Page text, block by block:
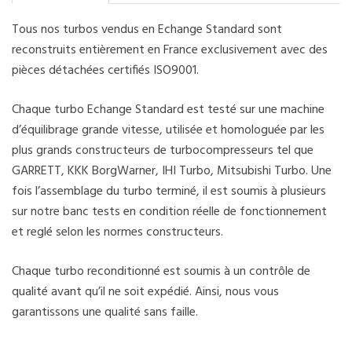
Tous nos turbos vendus en Echange Standard sont
reconstruits entièrement en France exclusivement avec des
pièces détachées certifiés ISO9001.
Chaque turbo Echange Standard est testé sur une machine
d’équilibrage grande vitesse, utilisée et homologuée par les
plus grands constructeurs de turbocompresseurs tel que
GARRETT, KKK BorgWarner, IHI Turbo, Mitsubishi Turbo. Une
fois l’assemblage du turbo terminé, il est soumis à plusieurs
sur notre banc tests en condition réelle de fonctionnement
et reglé selon les normes constructeurs.
Chaque turbo reconditionné est soumis à un contrôle de
qualité avant qu’il ne soit expédié. Ainsi, nous vous
garantissons une qualité sans faille.